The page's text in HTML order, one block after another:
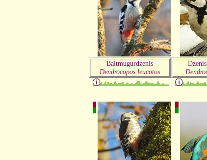
Baltmugurdzenis
Dendrocopos leucotos